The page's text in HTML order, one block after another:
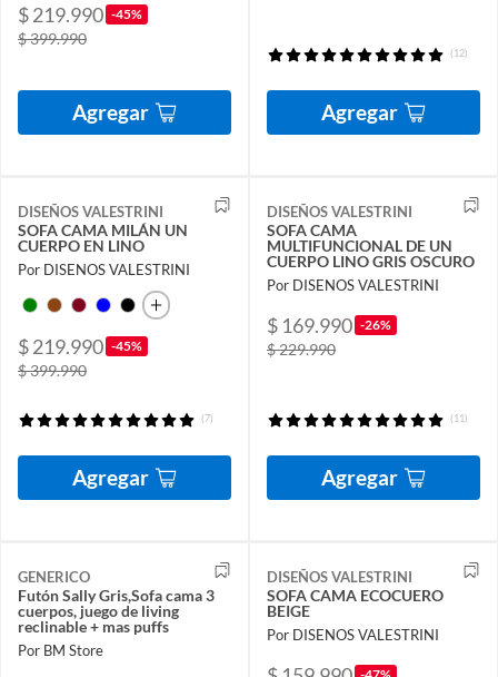
$ 219.990 -45%
$ 399.990
Agregar
(12)
Agregar
DISEÑOS VALESTRINI
SOFA CAMA MILÁN UN
CUERPO EN LINO
Por DISENOS VALESTRINI
$ 219.990 -45%
$ 399.990
(7)
Agregar
DISEÑOS VALESTRINI
SOFA CAMA
MULTIFUNCIONAL DE UN
CUERPO LINO GRIS OSCURO
Por DISENOS VALESTRINI
$ 169.990 -26%
$ 229.990
(11)
Agregar
GENERICO
Futón Sally Gris,Sofa cama 3
cuerpos, juego de living
reclinable + mas puffs
Por BM Store
DISEÑOS VALESTRINI
SOFA CAMA ECOCUERO
BEIGE
Por DISENOS VALESTRINI